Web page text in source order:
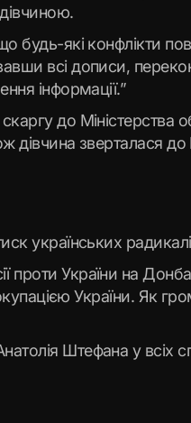
будь-які конфлікти
всі дописи,
інформації.”
до
дівчина зверталася
українських
проти України на
України. Як
Штефана у всіх